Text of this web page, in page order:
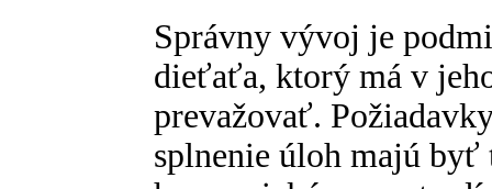
Správny vývoj je
dieťaťa, ktorý má v
prevažovať.
splnenie úloh majú byť